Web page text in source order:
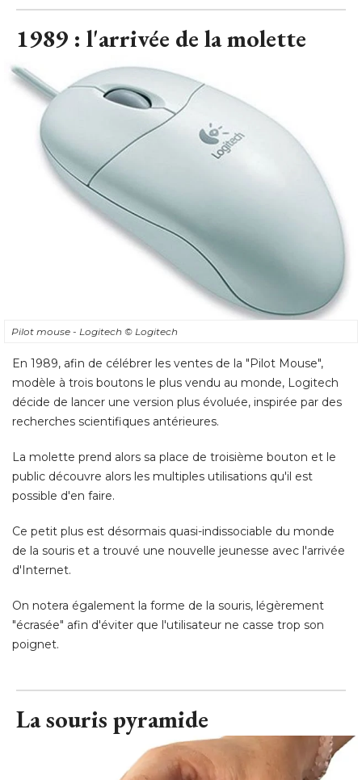
1989 : l'arrivée de la molette
Pilot mouse - Logitech © Logitech
En 1989, afin de célébrer les ventes de la "Pilot Mouse",
modèle à trois boutons le plus vendu au monde, Logitech
décide de lancer une version plus évoluée, inspirée par des
recherches scientifiques antérieures.
La molette prend alors sa place de troisième bouton et le
public découvre alors les multiples utilisations qu'il est
possible d'en faire.
Ce petit plus est désormais quasi-indissociable du monde
de la souris et a trouvé une nouvelle jeunesse avec l'arrivée
d'Internet.
On notera également la forme de la souris, légèrement
"écrasée" afin d'éviter que l'utilisateur ne casse trop son
poignet.
La souris pyramide